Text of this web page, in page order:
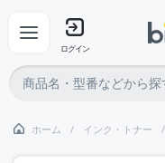
ログイン
ホーム インク・トナー